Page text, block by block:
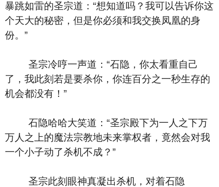
暴跳如雷的圣宗道：“想知道吗？我可以告诉你这
个天大的秘密，但是你必须和我交换凤凰的身
份。”
圣宗冷哼一声道：“石隐，你太看重自己
了，我此刻若是要杀你，你连百分之一秒生存的
机会都没有！”
石隐哈哈大笑道：“圣宗殿下为一人之下万
万人之上的魔法宗教地未来掌权者，竟然会对我
一个小子动了杀机不成？”
圣宗此刻眼神真凝出杀机，对着石隐